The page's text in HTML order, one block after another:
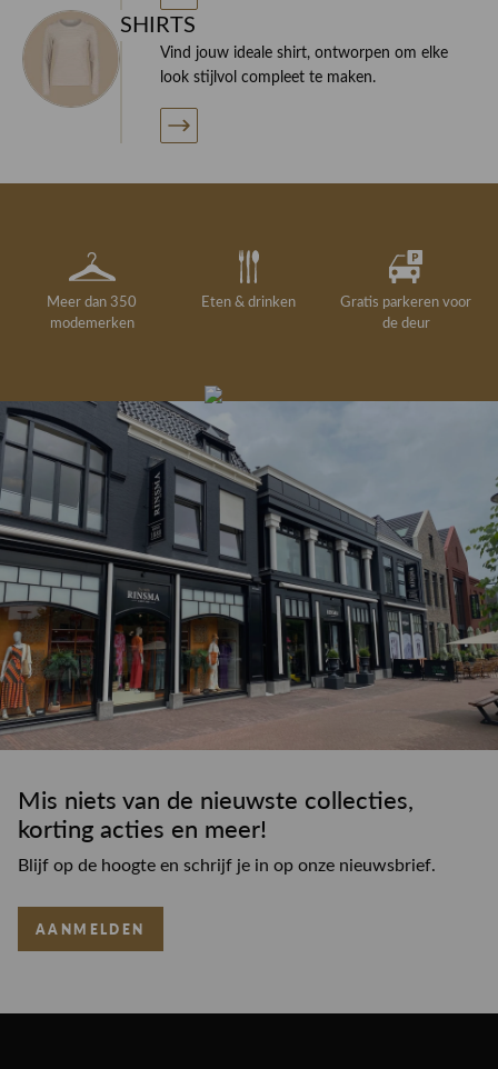
SHIRTS
Vind jouw ideale shirt, ontworpen om elke
look stijlvol compleet te maken.
Meer dan 350
modemerken
Eten & drinken
Gratis parkeren voor
de deur
drankje
Gratis retourneren in
de winkel
Deskundig
kledingadvies
Mis niets van de nieuwste collecties,
korting acties en meer!
Blijf op de hoogte en schrijf je in op onze nieuwsbrief.
AANMELDEN